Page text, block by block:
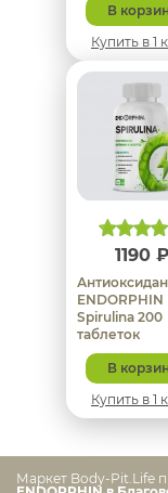
В
Купить в 1
1190 ₽
ENDORPHIN
Spirulina 200
таблеток
В
Купить в 1
Маркет Body-Pit.Life